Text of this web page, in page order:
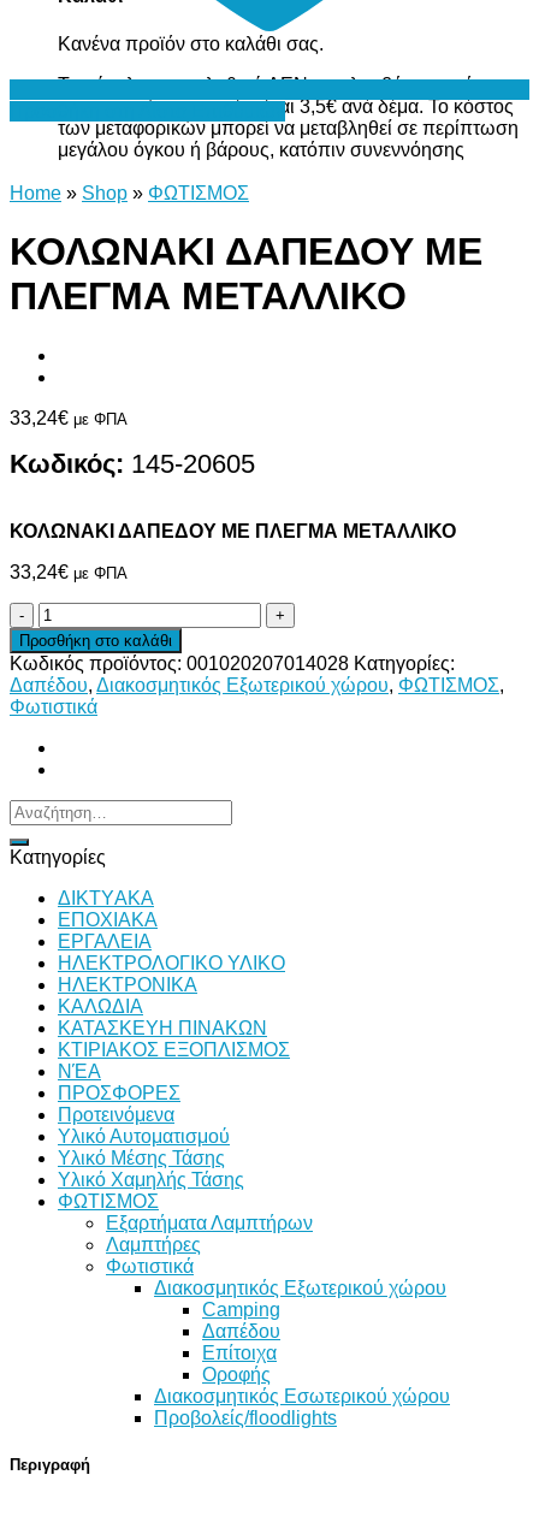
Κανένα προϊόν στο καλάθι σας.
Το σύνολο του καλαθιού ΔΕΝ περιλαμβάνει το κόστος
μεταφορικών, το οποίο είναι 3,5€ ανά δέμα. Το κόστος
των μεταφορικών μπορεί να μεταβληθεί σε περίπτωση
μεγάλου όγκου ή βάρους, κατόπιν συνεννόησης
Home » Shop » ΦΩΤΙΣΜΟΣ
ΚΟΛΩΝΑΚΙ ΔΑΠΕΔΟΥ ΜΕ
ΠΛΕΓΜΑ ΜΕΤΑΛΛΙΚΟ
33,24€ με ΦΠΑ
Κωδικός: 145-20605
ΚΟΛΩΝΑΚΙ ΔΑΠΕΔΟΥ ΜΕ ΠΛΕΓΜΑ ΜΕΤΑΛΛΙΚΟ
33,24€ με ΦΠΑ
ΚΟΛΩΝΑΚΙ
ΔΑΠΕΔΟΥ
ΜΕ
ΠΛΕΓΜΑ
ΜΕΤΑΛΛΙΚΟ
ποσότητα
Προσθήκη στο καλάθι
Κωδικός προϊόντος: 001020207014028 Κατηγορίες:
Δαπέδου, Διακοσμητικός Εξωτερικού χώρου, ΦΩΤΙΣΜΟΣ,
Φωτιστικά
Αναζήτηση
για:
Κατηγορίες
ΔΙKTΥAKA
ΕΠΟΧΙΑΚΑ
ΕΡΓΑΛΕΙΑ
ΗΛΕΚΤΡΟΛΟΓΙΚΟ ΥΛΙΚΟ
ΗΛΕΚΤΡΟΝΙΚΑ
ΚΑΛΩΔΙΑ
ΚΑΤΑΣΚΕΥΗ ΠΙΝΑΚΩΝ
ΚΤΙΡΙΑΚΟΣ ΕΞΟΠΛΙΣΜΟΣ
ΝΈΑ
ΠΡΟΣΦΟΡΕΣ
Προτεινόμενα
Υλικό Αυτοματισμού
Υλικό Μέσης Τάσης
Υλικό Χαμηλής Τάσης
ΦΩΤΙΣΜΟΣ
Εξαρτήματα Λαμπτήρων
Λαμπτήρες
Φωτιστικά
Διακοσμητικός Εξωτερικού χώρου
Camping
Δαπέδου
Επίτοιχα
Οροφής
Διακοσμητικός Εσωτερικού χώρου
Προβολείς/floodlights
Περιγραφή